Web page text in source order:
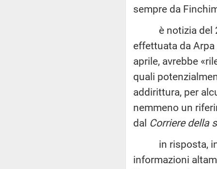
sempre da
è notizia del 24
effettuata da
aprile, avrebbe
quali
addirittura, per
nemmeno un
dal Corriere della
in risposta, in
informazioni